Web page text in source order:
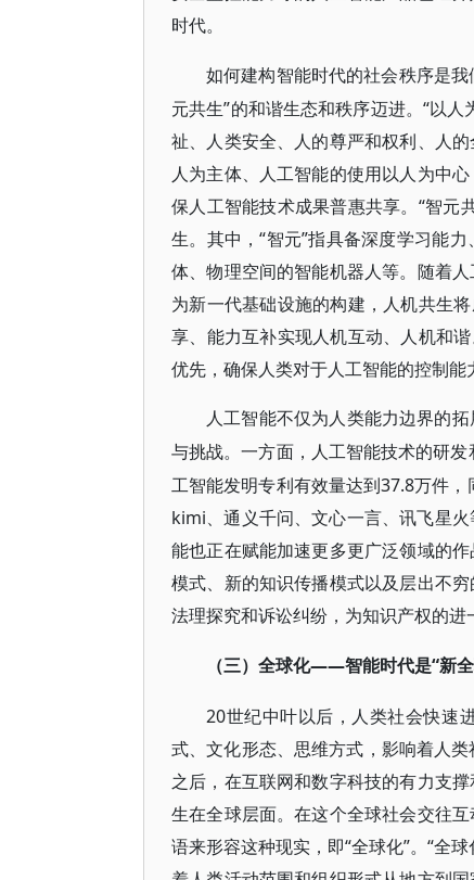
时代。
如何建构智能时代的社会秩序是
元共生”的和谐生态和秩序迈进。“以
祉、人类安全、人的尊严和权利、人
人为主体、人工智能的使用以人为中
保人工智能技术成果普惠共享。“智元
生。其中，“智元”指具备深度学习能
体、物理空间的智能机器人等。随着
为新一代基础设施的构建，人机共生
享、能力互补实现人机互动、人机和
优先，确保人类对于人工智能的控制能
人工智能不仅为人类能力边界的
与挑战。一方面，人工智能技术的研
工智能发明专利有效量达到37.8万件，
kimi、通义千问、文心一言、讯飞星
能也正在赋能加速更多更广泛领域的
模式、新的知识传播模式以及层出不
法理探究和诉讼纠纷，为知识产权的进
（三）全球化——智能时代是“新全
20世纪中叶以后，人类社会快速
式、文化形态、思维方式，影响着人
之后，在互联网和数字科技的有力支
生在全球层面。在这个全球社会交往
语来形容这种现实，即“全球化”。“全